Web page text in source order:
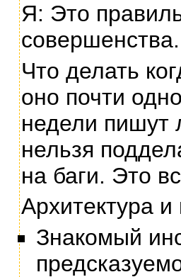
Я: Это
Что делать
оно почти
недели пишут
нельзя
на баги. Это
Архитектура
Знакомый